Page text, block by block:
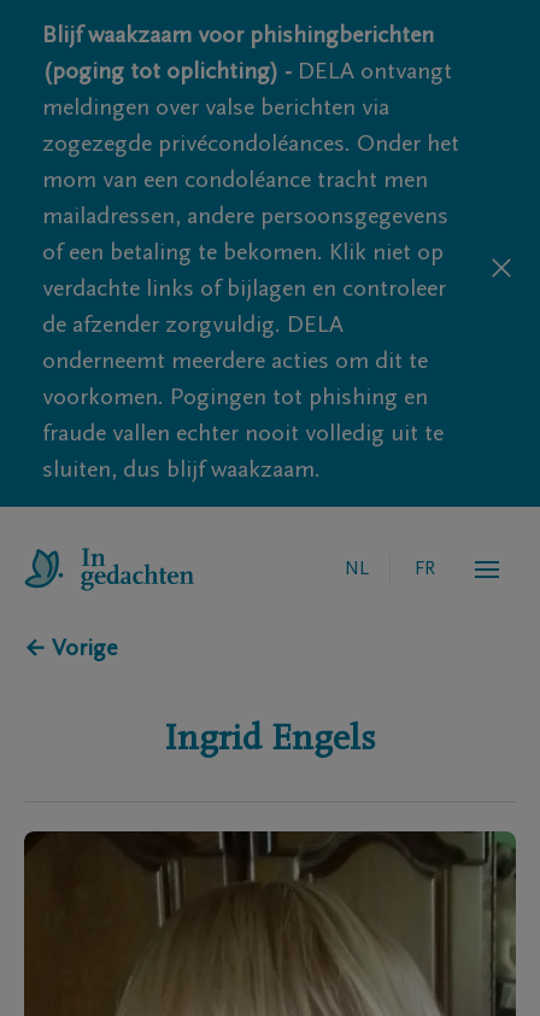
Blijf waakzaam voor phishingberichten
(poging tot oplichting) - DELA ontvangt
meldingen over valse berichten via
zogezegde privécondoléances. Onder het
mom van een condoléance tracht men
mailadressen, andere persoonsgegevens
of een betaling te bekomen. Klik niet op
verdachte links of bijlagen en controleer
de afzender zorgvuldig. DELA
onderneemt meerdere acties om dit te
voorkomen. Pogingen tot phishing en
fraude vallen echter nooit volledig uit te
sluiten, dus blijf waakzaam.
NL FR
← Vorige
Ingrid Engels